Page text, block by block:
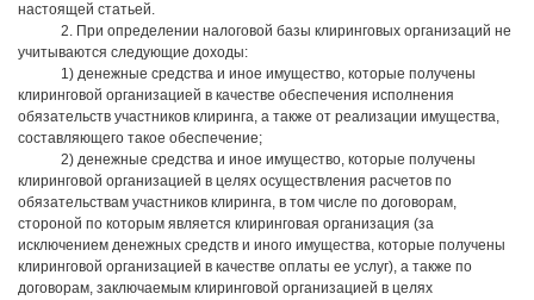
настоящей статьей.
2. При определении налоговой базы клиринговых организаций не
учитываются следующие доходы:
1) денежные средства и иное имущество, которые получены
клиринговой организацией в качестве обеспечения исполнения
обязательств участников клиринга, а также от реализации имущества,
составляющего такое обеспечение;
2) денежные средства и иное имущество, которые получены
клиринговой организацией в целях осуществления расчетов по
обязательствам участников клиринга, в том числе по договорам,
стороной по которым является клиринговая организация (за
исключением денежных средств и иного имущества, которые получены
клиринговой организацией в качестве оплаты ее услуг), а также по
договорам, заключаемым клиринговой организацией в целях